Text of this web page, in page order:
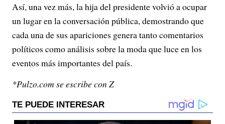
Así, una vez más, la hija del presidente volvió a ocupar
un lugar en la conversación pública, demostrando que
cada una de sus apariciones genera tanto comentarios
políticos como análisis sobre la moda que luce en los
eventos más importantes del país.
*Pulzo.com se escribe con Z